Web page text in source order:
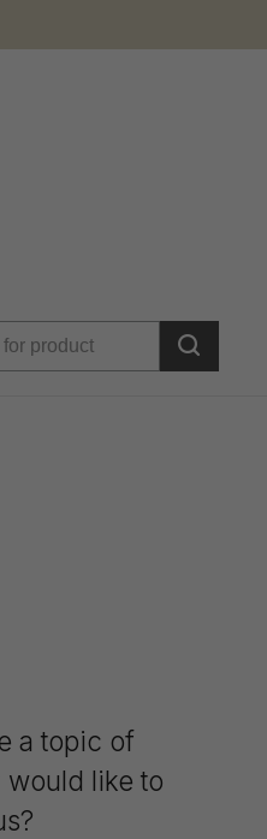
a topic of
would like to